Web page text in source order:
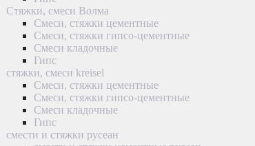
Стяжки, смеси Волма
Смеси, стяжки цементные
Смеси, стяжки гипсо-цементные
Смеси кладочные
Гипс
стяжки, смеси kreisel
Смеси, стяжки цементные
Смеси, стяжки гипсо-цементные
Смеси кладочные
Гипс
смести и стяжки русеан